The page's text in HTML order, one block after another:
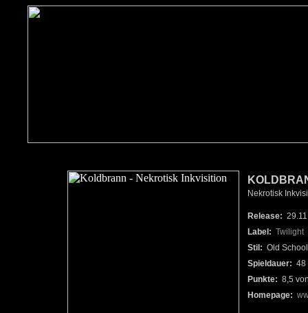
Nekrotisk
Release:
Label: Twilight
Stil: Old
Spieldauer: 48
Punkte: 8,5
Homepage: